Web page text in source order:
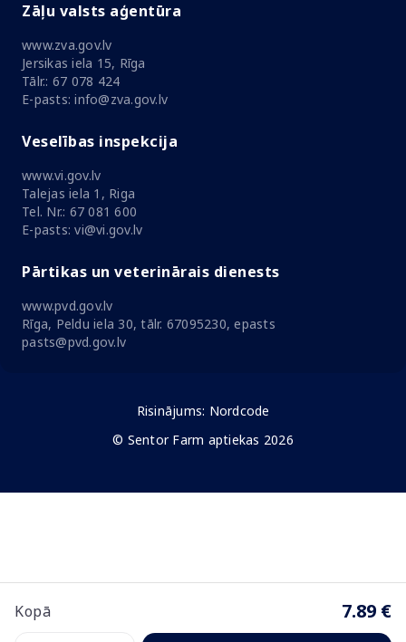
Kopā 7.89 €
Zāļu valsts aģentūra
www.zva.gov.lv
Jersikas iela 15, Rīga
Tālr.: 67 078 424
E-pasts: info@zva.gov.lv
Veselības inspekcija
www.vi.gov.lv
Talejas iela 1, Riga
Tel. Nr.: 67 081 600
E-pasts: vi@vi.gov.lv
Pārtikas un veterinārais dienests
www.pvd.gov.lv
Rīga, Peldu iela 30, tālr. 67095230, epasts
pasts@pvd.gov.lv
Risinājums: Nordcode
© Sentor Farm aptiekas 2026